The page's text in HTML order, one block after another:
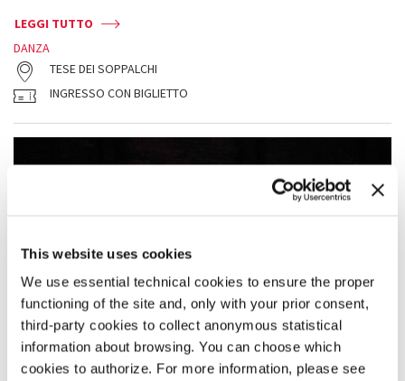
This website uses cookies
We use essential technical cookies to ensure the proper
functioning of the site and, only with your prior consent,
third-party cookies to collect anonymous statistical
information about browsing. You can choose which
cookies to authorize. For more information, please see
LEGGI TUTTO
DANZA
TESE DEI SOPPALCHI
INGRESSO CON BIGLIETTO